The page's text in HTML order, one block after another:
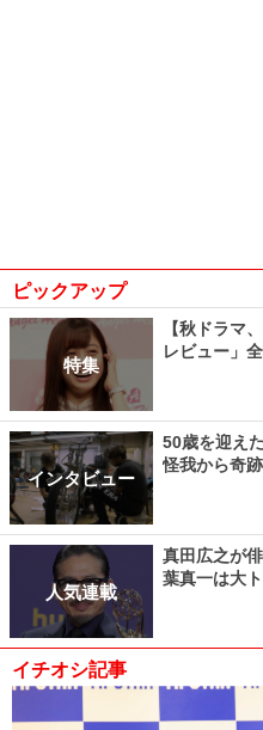
ピックアップ
特集
【秋ドラマ
レビュー」
インタビュー
50歳を迎え
怪我から奇
人気連載
真田広之が
葉真一は大
イチオシ記事